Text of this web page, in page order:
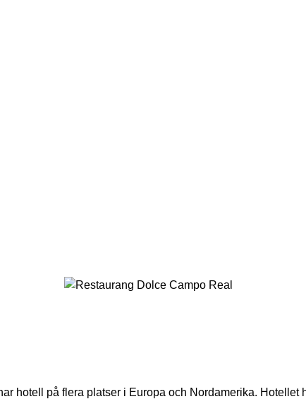
hotell på flera platser i Europa och Nordamerika.